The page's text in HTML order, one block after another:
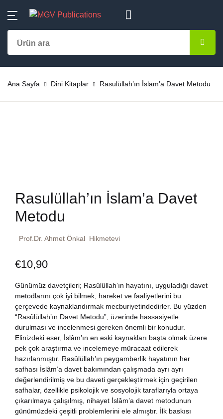
MENU
Kategoriler
Kategoriler
Aile-Eğitim
Felsefe
Fransızca
Ingilizce
Kişisel Gelişim
Psikoloji
#Ne Okusam
Kitap Siparişi
Sepetim
Bize Ulaşın
TR
DE
Hesap
Kullanıcı adı veya E-Posta *
Giriş yap
Alışveriş sepetiniz (0)
Ürün bulunamadı
Ana Sayfa Dini Kitaplar Rasulüllah’ın İslam’a Davet Metodu
Rasulüllah’ın İslam’a Davet
Metodu
Prof.Dr. Ahmet Önkal Hikmetevi
€10,90
Günümüz davetçileri; Rasûlüllah’ın hayatını, uyguladığı davet
metodlarını çok iyi bilmek, hareket ve faaliyetlerini bu
çerçevede kaynaklandırmak mecburiyetindedirler. Bu yüzden
“Rasûlüllah’ın Davet Metodu”, üzerinde hassasiyetle
durulması ve incelenmesi gereken önemli bir konudur.
Elinizdeki eser, İslâm’ın en eski kaynakları başta olmak üzere
pek çok araştırma ve incelemeye müracaat edilerek
hazırlanmıştır. Rasûlüllah’ın peygamberlik hayatının her
safhası İslâm’a davet bakımından çalışmada ayrı ayrı
değerlendirilmiş ve bu daveti gerçekleştirmek için geçirilen
safhalar, özellikle psikolojik ve sosyolojik taraflarıyla ortaya
çıkarılmaya çalışılmış, nihayet İslâm’a davet metodunun
günümüzdeki çeşitli problemlerini ele almıştır. İlk baskısı